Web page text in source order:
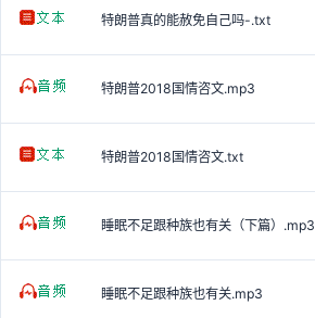
特朗普真的能赦免自己吗-.txt
特朗普2018国情咨文.mp3
特朗普2018国情咨文.txt
睡眠不足跟种族也有关（下篇）.mp3
睡眠不足跟种族也有关.mp3